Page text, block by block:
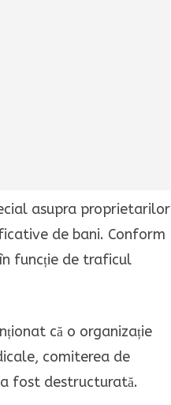
asupra proprietarilor
de bani. Conform
funcție de traficul
că o organizație
comiterea de
fost destructurată.